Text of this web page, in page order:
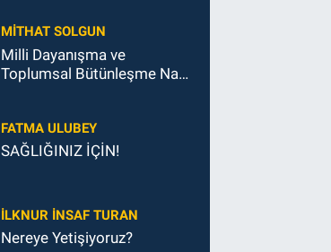
MITHAT SOLGUN
Milli Dayanışma ve
Toplumsal Bütünleşme Nasıl
FATMA ULUBEY
SAĞLIĞINIZ İÇİN!
İLKNUR İNSAF TURAN
Nereye Yetişiyoruz?